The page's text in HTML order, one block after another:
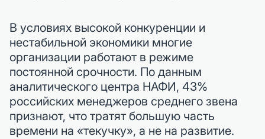
В условиях высокой конкуренции и
нестабильной экономики многие
организации работают в режиме
постоянной срочности. По данным
аналитического центра НАФИ, 43%
российских менеджеров среднего звена
признают, что тратят большую часть
времени на «текучку», а не на развитие.